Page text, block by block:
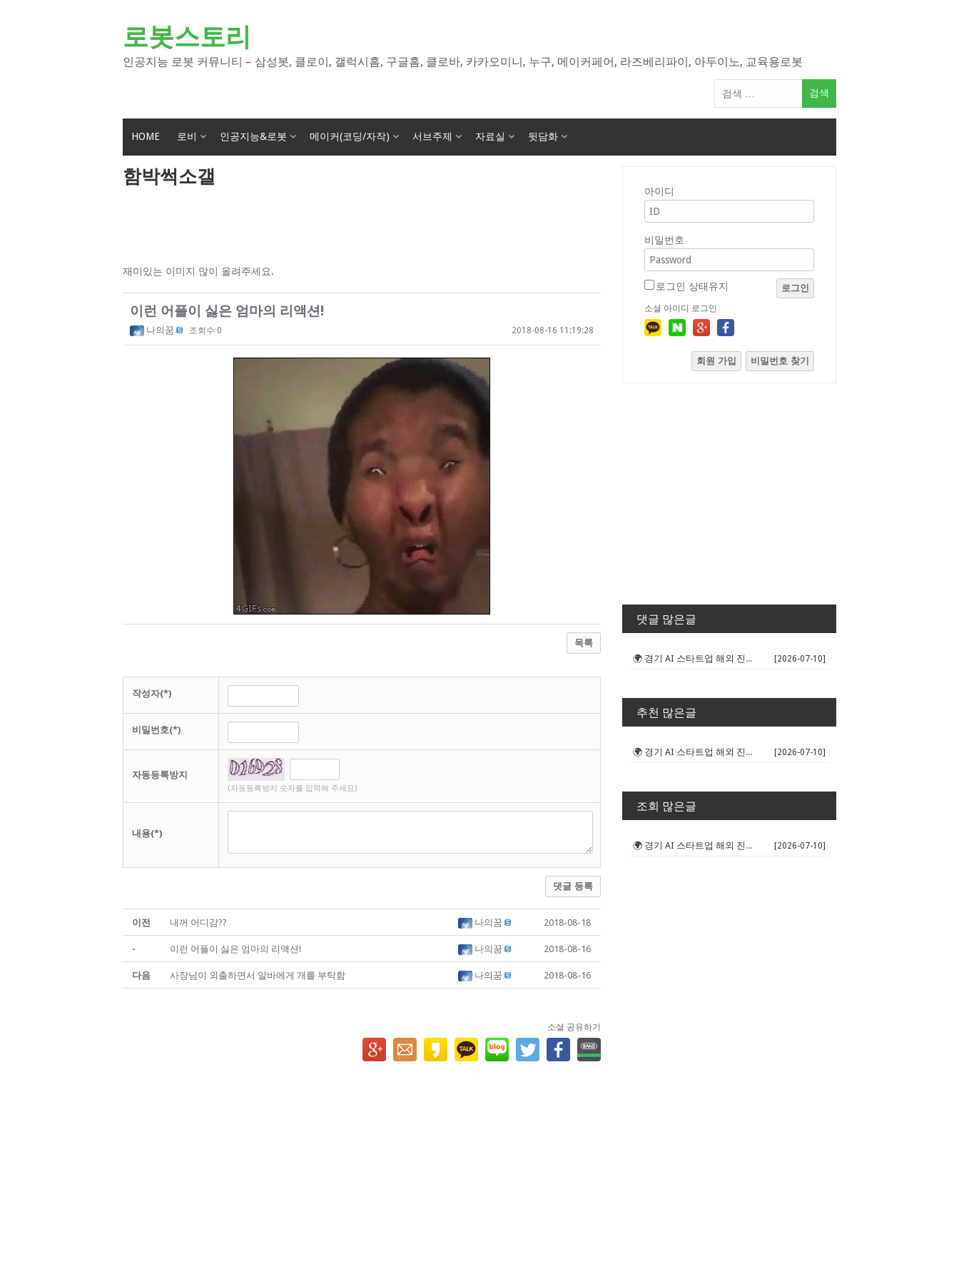
로봇스토리
인공지능 로봇 커뮤니티 – 삼성봇, 클로이, 갤럭시홈, 구글홈, 클로바, 카카오미니, 누구, 메이커페어, 라즈베리파이, 아두이노, 교육용로봇
색
HOME 로비 인공지능&로봇 메이커(코딩/자작) 서브주제 자료실 뒷담화
함박썩소갤
재미있는 이미지 많이 올려주세요.
이런 어플이 싫은 엄마의 리액션!
나의꿈 조회수 0 2018-08-16 11:19:28
목록
작성자(*)
비밀번호(*)
자동등록방지
(자동등록방지 숫자를 입력해 주세요)
내용(*)
댓글 등록
이전 내꺼 어디감?? 나의꿈 2018-08-18
- 이런 어플이 싫은 엄마의 리액션! 나의꿈 2018-08-16
다음 사장님이 외출하면서 알바에게 개를 부탁함 나의꿈 2018-08-16
소셜 공유하기
아이디
비밀번호
로그인 상태유지 로그인
소셜 아이디 로그인
회원 가입 비밀번호 찾기
댓글 많은글
🌍 경기 AI 스타트업 해외 진출 판... [2026-07-10]
추천 많은글
🌍 경기 AI 스타트업 해외 진출 판... [2026-07-10]
조회 많은글
🌍 경기 AI 스타트업 해외 진출 판... [2026-07-10]